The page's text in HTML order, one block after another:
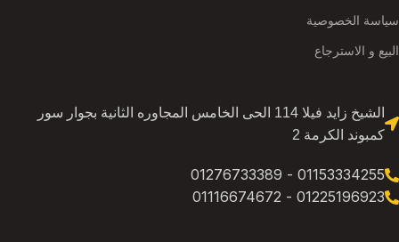
سياسة الخصوصية
البيع و الاسترجاع
الشيخ زايد فيلا 114 الحى الخامس المجاوره الثانية بجوار سور
كمبوند الكرمة 2
01153334255 - 01276733389
01225196923 - 01116674672